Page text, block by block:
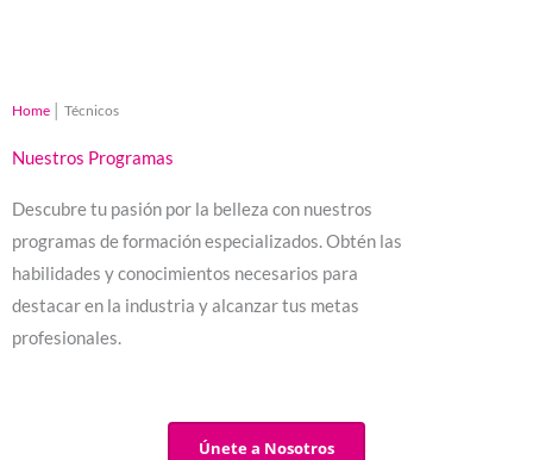
Home Técnicos
Nuestros Programas
Descubre tu pasión por la belleza con nuestros
programas de formación especializados. Obtén las
habilidades y conocimientos necesarios para
destacar en la industria y alcanzar tus metas
profesionales.
Únete a Nosotros